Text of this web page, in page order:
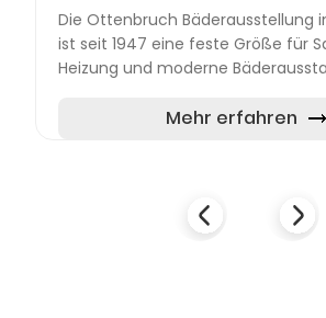
Die Ottenbruch Bäderausstellung
ist seit 1947 eine feste Größe für
Heizung und moderne
drei Generationen hinweg...
Mehr erfahren